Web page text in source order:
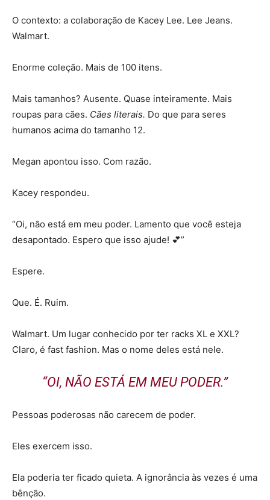
O contexto: a colaboração de Kacey Lee. Lee Jeans.
Walmart.
Enorme coleção. Mais de 100 itens.
Mais tamanhos? Ausente. Quase inteiramente. Mais
roupas para cães. Cães literais. Do que para seres
humanos acima do tamanho 12.
Megan apontou isso. Com razão.
Kacey respondeu.
“Oi, não está em meu poder. Lamento que você esteja
desapontado. Espero que isso ajude! 💕”
Espere.
Que. É. Ruim.
Walmart. Um lugar conhecido por ter racks XL e XXL?
Claro, é fast fashion. Mas o nome deles está nele.
“OI, NÃO ESTÁ EM MEU PODER.”
Pessoas poderosas não carecem de poder.
Eles exercem isso.
Ela poderia ter ficado quieta. A ignorância às vezes é uma
bênção.